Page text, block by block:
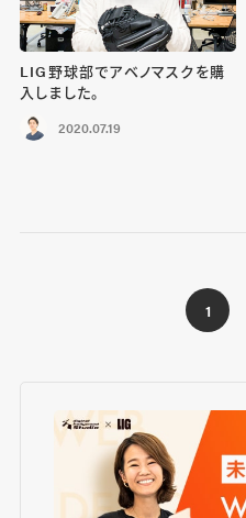
LIG野球部でアベノマスクを購
入しました。
2020.07.19
1